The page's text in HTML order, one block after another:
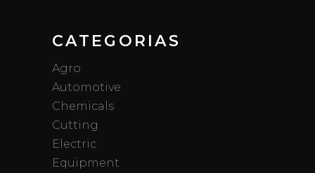
CATEGORIAS
Agro
Automotive
Chemicals
Cutting
Electric
Equipment